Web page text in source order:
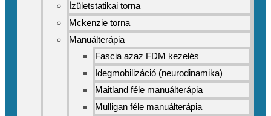
Ízületstatikai torna
Mckenzie torna
Manuálterápia
Fascia azaz FDM kezelés
Idegmobilizáció (neurodinamika)
Maitland féle manuálterápia
Mulligan féle manuálterápia